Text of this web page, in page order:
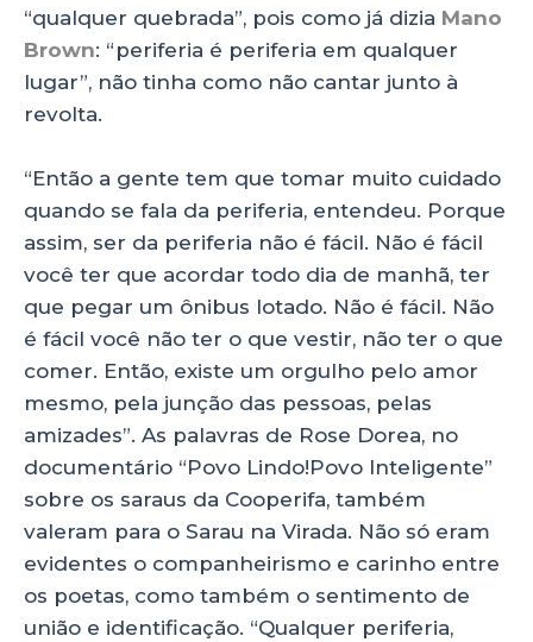
“qualquer quebrada”, pois como já dizia Mano
Brown: “periferia é periferia em qualquer
lugar”, não tinha como não cantar junto à
revolta.
“Então a gente tem que tomar muito cuidado
quando se fala da periferia, entendeu. Porque
assim, ser da periferia não é fácil. Não é fácil
você ter que acordar todo dia de manhã, ter
que pegar um ônibus lotado. Não é fácil. Não
é fácil você não ter o que vestir, não ter o que
comer. Então, existe um orgulho pelo amor
mesmo, pela junção das pessoas, pelas
amizades”. As palavras de Rose Dorea, no
documentário “Povo Lindo!Povo Inteligente”
sobre os saraus da Cooperifa, também
valeram para o Sarau na Virada. Não só eram
evidentes o companheirismo e carinho entre
os poetas, como também o sentimento de
união e identificação. “Qualquer periferia,